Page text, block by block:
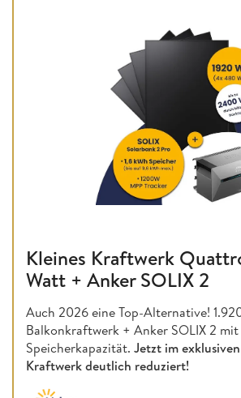
Kleines Kraftwerk
Watt + Anker SOLIX 2
Auch 2026 eine Top-Alternative!
Balkonkraftwerk + Anker SOLIX 2 mit
Speicherkapazität. Jetzt im
Kraftwerk deutlich reduziert!